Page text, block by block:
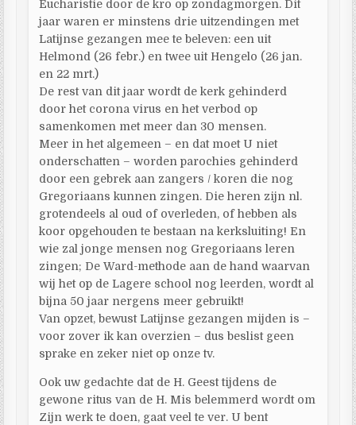
Eucharistie door de kro op zondagmorgen. Dit
jaar waren er minstens drie uitzendingen met
Latijnse gezangen mee te beleven: een uit
Helmond (26 febr.) en twee uit Hengelo (26 jan.
en 22 mrt.)
De rest van dit jaar wordt de kerk gehinderd
door het corona virus en het verbod op
samenkomen met meer dan 30 mensen.
Meer in het algemeen – en dat moet U niet
onderschatten – worden parochies gehinderd
door een gebrek aan zangers / koren die nog
Gregoriaans kunnen zingen. Die heren zijn nl.
grotendeels al oud of overleden, of hebben als
koor opgehouden te bestaan na kerksluiting! En
wie zal jonge mensen nog Gregoriaans leren
zingen; De Ward-methode aan de hand waarvan
wij het op de Lagere school nog leerden, wordt al
bijna 50 jaar nergens meer gebruikt!
Van opzet, bewust Latijnse gezangen mijden is –
voor zover ik kan overzien – dus beslist geen
sprake en zeker niet op onze tv.
Ook uw gedachte dat de H. Geest tijdens de
gewone ritus van de H. Mis belemmerd wordt om
Zijn werk te doen, gaat veel te ver. U bent